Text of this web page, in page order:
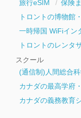
旅行eSIM
保険
トロントの博物館
一時帰国 WiFiイン
トロントのレンタ
スクール
(通信制)人間総合
カナダの最高学府
カナダの義務教育